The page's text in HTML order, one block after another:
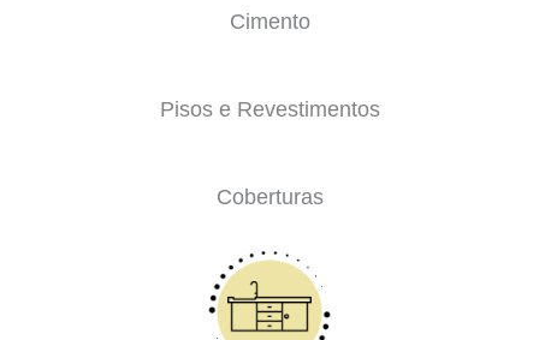
Cimento
Pisos e Revestimentos
Coberturas